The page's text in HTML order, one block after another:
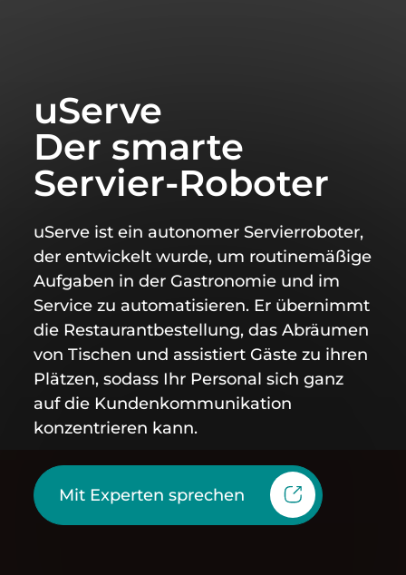
uServe
Der smarte
Servier-Roboter
uServe ist ein autonomer Servierroboter,
der entwickelt wurde, um routinemäßige
Aufgaben in der Gastronomie und im
Service zu automatisieren. Er übernimmt
die Restaurantbestellung, das Abräumen
von Tischen und assistiert Gäste zu ihren
Plätzen, sodass Ihr Personal sich ganz
auf die Kundenkommunikation
konzentrieren kann.
Mit Experten sprechen